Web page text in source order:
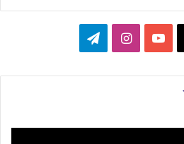
‫YouTubeانستقرامتيلقرام